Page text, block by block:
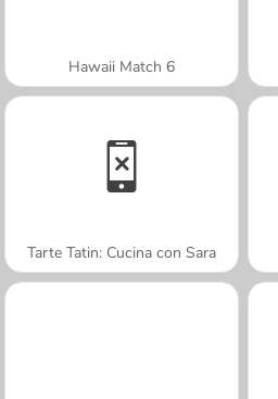
Hawaii Match 6
Tarte Tatin: Cucina con Sara